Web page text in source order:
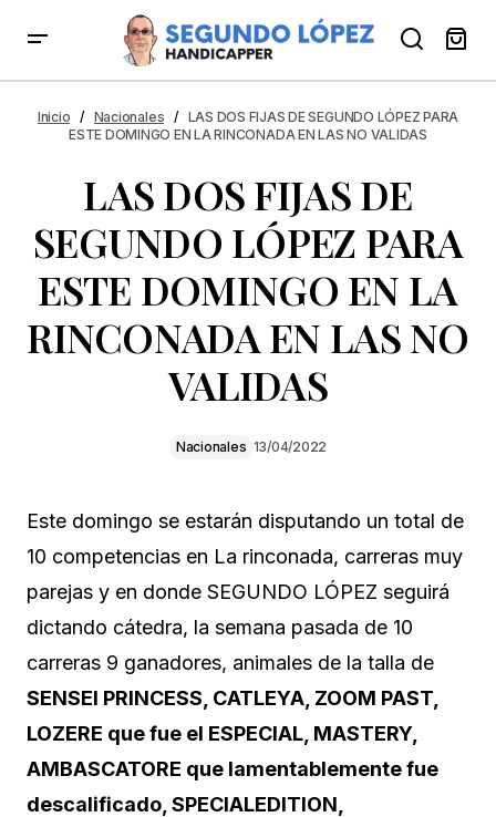
DOMINGO EN LA RINCONADA EN LAS NO VALIDAS
Inicio Nacionales
LAS DOS FIJAS DE SEGUNDO LÓPEZ PARA
ESTE DOMINGO EN LA RINCONADA EN LAS NO VALIDAS
LAS DOS FIJAS DE
SEGUNDO LÓPEZ PARA
ESTE DOMINGO EN LA
RINCONADA EN LAS NO
VALIDAS
Nacionales 13/04/2022
Este domingo se estarán disputando un total de
10 competencias en La rinconada, carreras muy
parejas y en donde SEGUNDO LÓPEZ seguirá
dictando cátedra, la semana pasada de 10
carreras 9 ganadores, animales de la talla de
SENSEI PRINCESS, CATLEYA, ZOOM PAST,
LOZERE que fue el ESPECIAL, MASTERY,
AMBASCATORE que lamentablemente fue
descalificado, SPECIALEDITION,